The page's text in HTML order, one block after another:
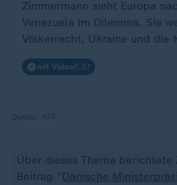
Zimmermann sieht Europa
Venezuela im Dilemma. Sie
Völkerrecht, Ukraine und die
mit Video5:57
Über dieses Thema berichtete
Beitrag " Dänische